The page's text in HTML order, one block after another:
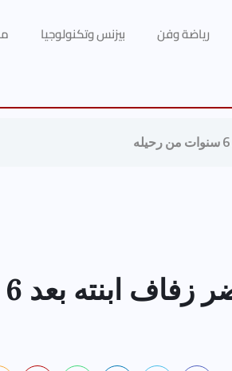
رياضة وفن بيزنس وتكنولوجيا
بفضل “الفيسبوك”.. حسن الأسمر يحضر زفاف ابنته بعد 6